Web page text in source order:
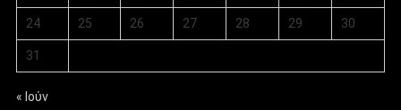
24 25 26 27 28 29 30
31
« Ιούν